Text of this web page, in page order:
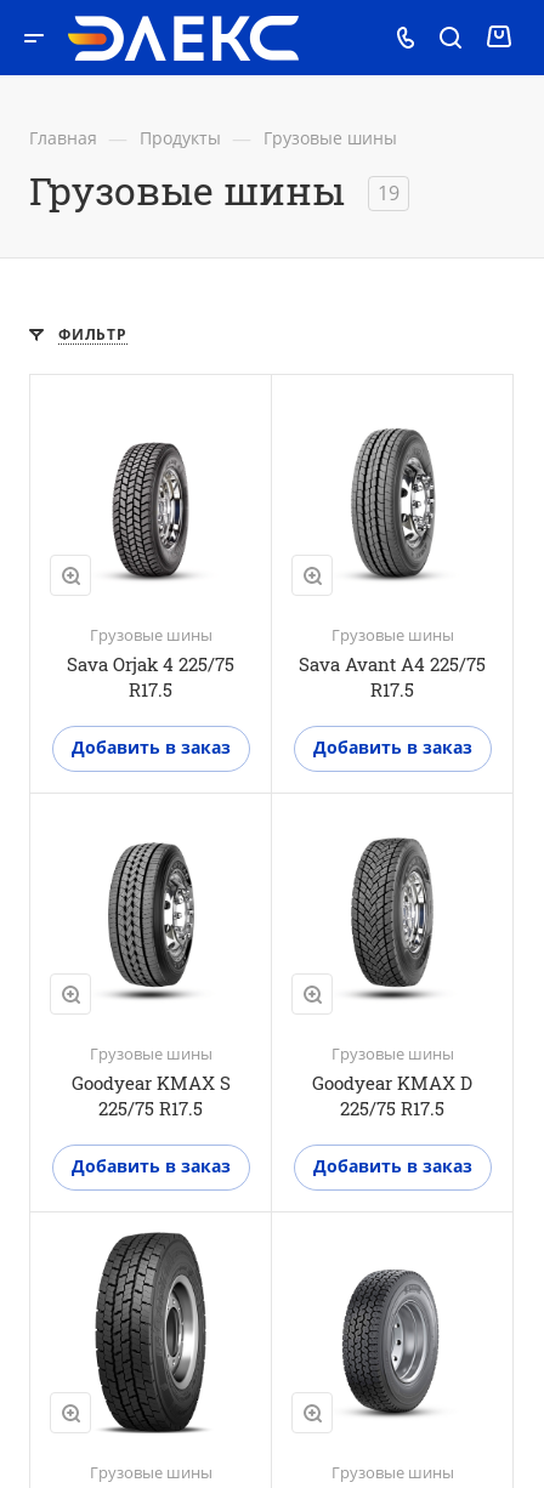
Главная — Продукты — Грузовые шины
Грузовые шины 19
ФИЛЬТР
Грузовые шины
Sava Orjak 4 225/75
R17.5
Добавить в заказ
M+S
3PMSF
Да
Грузовые шины
Sava Avant A4 225/75
R17.5
Добавить в заказ
Грузовые шины
Goodyear KMAX S
225/75 R17.5
Добавить в заказ
Ведущая ось
M+S
Да
3PMSF
Да
Грузовые шины
Goodyear KMAX D
225/75 R17.5
Добавить в заказ
Грузовые шины
Положение оси
Ведущая ось
M+S
Да
3PMSF
Да
Грузовые шины